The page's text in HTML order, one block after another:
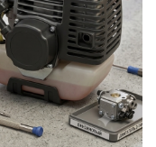
наш
вироби: